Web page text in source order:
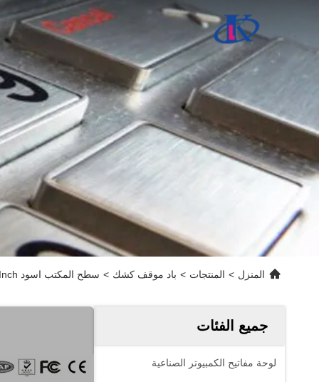
المنزل > المنتجات > باد موقف كشك > سطح المكتب اسود 9.7Inch باد كشك ضميمة مع قفل أمان للنظام مضاد للسرقة
جميع الفئات
لوحة مفاتيح الكمبيوتر الصناعية